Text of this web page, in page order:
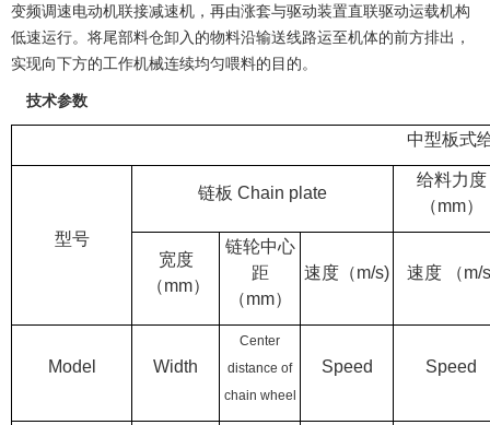
变频调速电动机联接减速机，再由涨套与驱动装置直联驱动运载机构
低速运行。将尾部料仓卸入的物料沿输送线路运至机体的前方排出，
实现向下方的工作机械连续均匀喂料的目的。
技术参数
中型板式
型号
链板 Chain plate
给料力度
（mm）
宽度
（mm）
链轮中心
距
（mm）
速度（m/s) 速度 （m/
Model Width
Center
distance of
chain wheel
Speed Speed